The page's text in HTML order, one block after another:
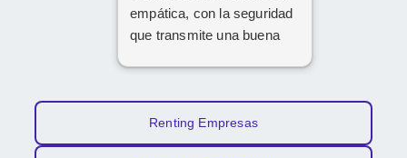
empática, con la seguridad
que transmite una buena
Renting Empresas